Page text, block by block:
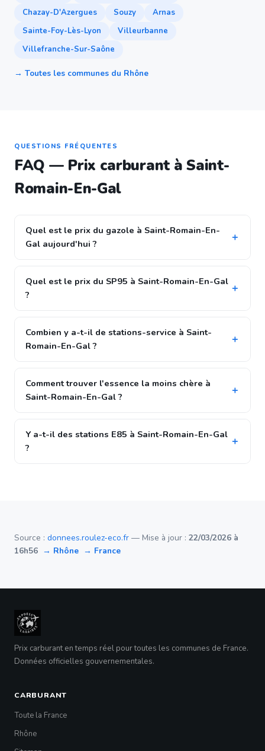
Chazay-D'Azergues
Souzy
Arnas
Sainte-Foy-Lès-Lyon
Villeurbanne
Villefranche-Sur-Saône
→ Toutes les communes du Rhône
QUESTIONS FRÉQUENTES
FAQ — Prix carburant à Saint-
Romain-En-Gal
Quel est le prix du gazole à Saint-Romain-En-
Gal aujourd'hui ?
Quel est le prix du SP95 à Saint-Romain-En-Gal
?
Combien y a-t-il de stations-service à Saint-
Romain-En-Gal ?
Comment trouver l'essence la moins chère à
Saint-Romain-En-Gal ?
Y a-t-il des stations E85 à Saint-Romain-En-Gal
?
Source : donnees.roulez-eco.fr — Mise à jour : 22/03/2026 à
16h56 → Rhône → France
Prix carburant en temps réel pour toutes les communes de France.
Données officielles gouvernementales.
CARBURANT
Toute la France
Rhône